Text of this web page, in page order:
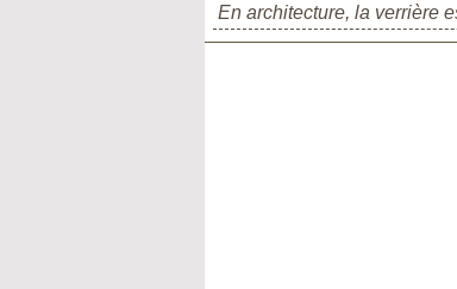
En architecture, la verrière